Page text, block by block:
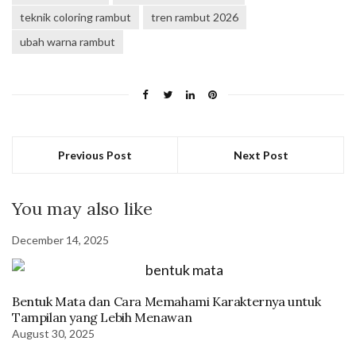
teknik coloring rambut
tren rambut 2026
ubah warna rambut
Previous Post Next Post
You may also like
December 14, 2025
Bentuk Mata dan Cara Memahami Karakternya untuk
Tampilan yang Lebih Menawan
August 30, 2025